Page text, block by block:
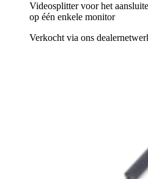
Videosplitter voor het
op één enkele monitor
Verkocht via ons